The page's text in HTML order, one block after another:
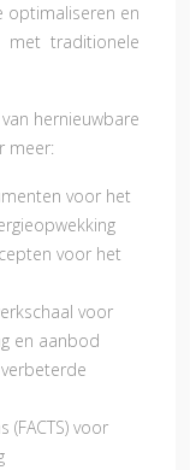
optimaliseren en
met traditionele
hernieuwbare
meer:
voor het
voor het
voor
en aanbod
(FACTS) voor